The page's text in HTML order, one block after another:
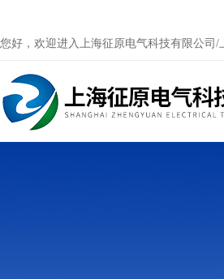
您好，欢迎进入上海征原电气科技有限公司/